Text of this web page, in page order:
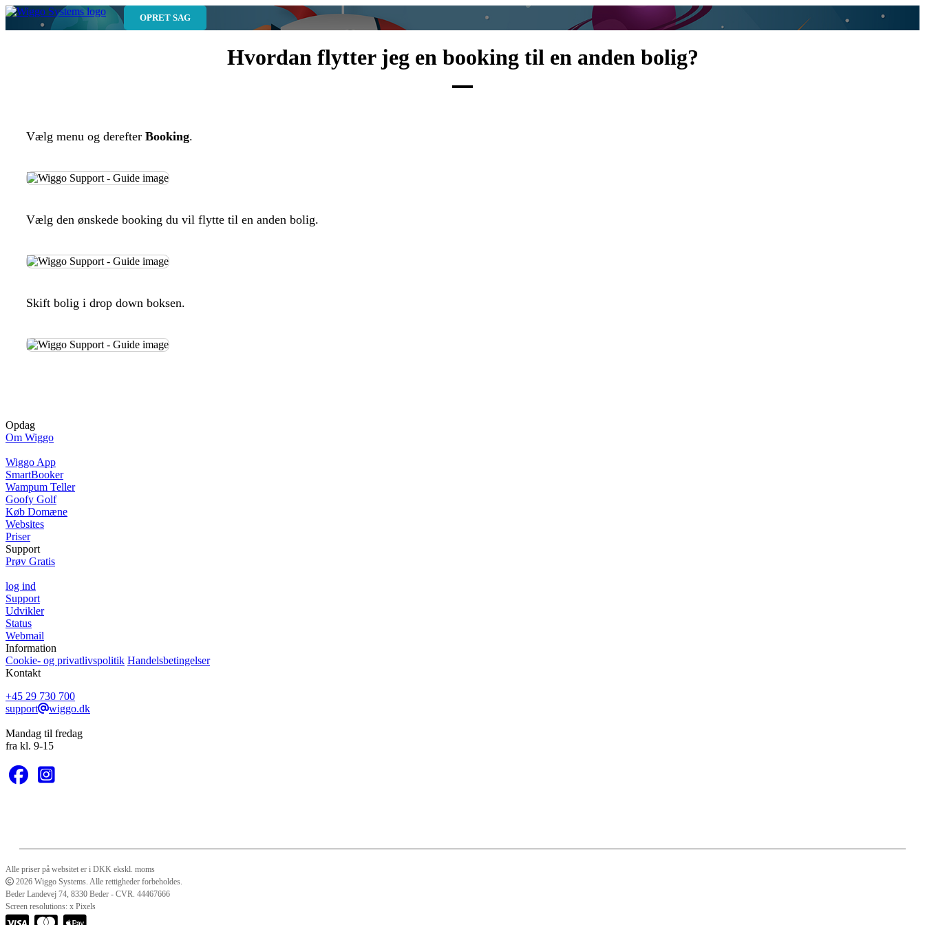
OPRET SAG
Hvordan flytter jeg en booking til en anden bolig?
Vælg menu og derefter Booking.
Vælg den ønskede booking du vil flytte til en anden bolig.
Skift bolig i drop down boksen.
Opdag
Om Wiggo
Wiggo App
SmartBooker
Wampum Teller
Goofy Golf
Køb Domæne
Websites
Priser
Support
Prøv Gratis
log ind
Support
Udvikler
Status
Webmail
Information
Cookie- og privatlivspolitik Handelsbetingelser
Kontakt
+45 29 730 700
support
wiggo.dk
Mandag til fredag
fra kl. 9-15
Alle priser på websitet er i DKK ekskl. moms
2026 Wiggo Systems. Alle rettigheder forbeholdes.
Beder Landevej 74, 8330 Beder - CVR. 44467666
Screen resolutions: x Pixels